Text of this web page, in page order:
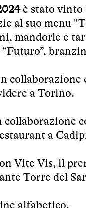
è stato vinto
al suo menu
mandorle e
collaborazione
a Torino.
collaborazione
a
Vite Vis, il
Torre del
alfabetico.